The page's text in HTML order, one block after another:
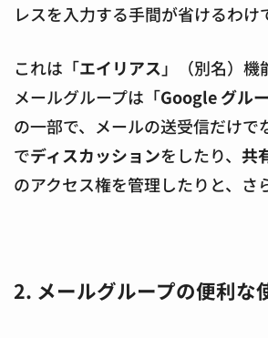
レスを入力する手間が省けるわけ
これは「エイリアス」（別名）機
メールグループは「Google グル
の一部で、メールの送受信だけで
でディスカッションをしたり、 共
のアクセス権を管理したりと、さ
2. メールグループの便利な